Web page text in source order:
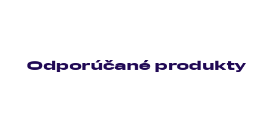
Odporúčané produkty